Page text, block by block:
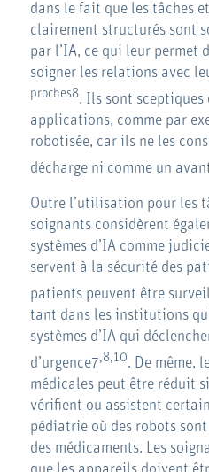
dans le fait que les tâches
clairement structurés sont
par l’IA, ce qui leur permet
soigner les relations avec
proches8. Ils sont sceptiques
applications, comme par
robotisée, car ils ne les
décharge ni comme un
Outre l’utilisation pour les
soignants considèrent
systèmes d’IA comme
servent à la sécurité des
patients peuvent être
tant dans les institutions
systèmes d’IA qui
d’urgence7 ,8,10. De même,
médicales peut être réduit
vérifient ou assistent
pédiatrie où des robots
des médicaments. Les